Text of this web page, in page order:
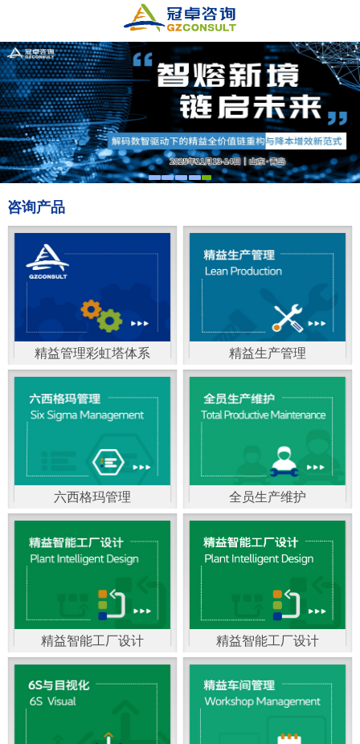
咨询产品
精益管理彩虹塔体系 精益生产管理
精益生产管理，是一种
以顾客需求为拉动，通
过减少和消除产品开发
设计、生产、管理和服
务中一切不产生价值的
活动(即浪费)来加快生产
流程的速度运营管理方
法。精益生产能够缩短
对顾客的交付周期，与
减少企业的库存，从而
增加企业资金回报率和
六西格玛管理
官方客服：400-168-0525
在线商桥咨询（点击沟
通）
全员生产维护
官方客服：400-168-0525
在线商桥咨询（点击沟
通）
精益智能工厂设计
官方客服：400-168-0525
在线商桥咨询（点击沟
通）
精益智能工厂设计
“中国制造2025”是国家
战略最重要的举措。智
能工厂是指利用物联网